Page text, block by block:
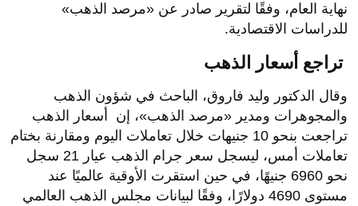
نهاية العام، وفقًا لتقرير صادر عن «مرصد الذهب»
للدراسات الاقتصادية.
تراجع أسعار الذهب
وقال الدكتور وليد فاروق، الباحث في شؤون الذهب
والمجوهرات ومدير «مرصد الذهب»، إن أسعار الذهب
تراجعت بنحو 10 جنيهات خلال تعاملات اليوم ومقارنة بختام
تعاملات أمس، ليسجل سعر جرام الذهب عيار 21 سجل
نحو 6960 جنيهًا، في حين استقرت الأوقية عالميًا عند
مستوى 4690 دولارًا، وفقًا لبيانات مجلس الذهب العالمي